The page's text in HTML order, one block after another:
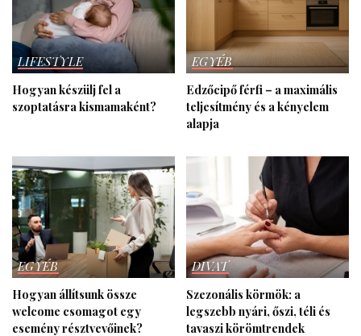
LIFESTYLE
Hogyan készülj fel a
szoptatásra kismamaként?
EGYÉB
Edzőcipő férfi – a maximális
teljesítmény és a kényelem
alapja
EGYÉB
Hogyan állítsunk össze
welcome csomagot egy
esemény résztvevőinek?
DIVAT
Szezonális körmök: a
legszebb nyári, őszi, téli és
tavaszi köröm­trendek